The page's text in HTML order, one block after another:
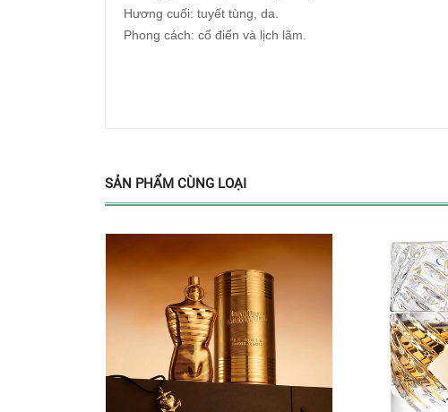
Hương cuối: tuyết tùng, da.
Phong cách: cổ điển và lịch lãm.
SẢN PHẨM CÙNG LOẠI